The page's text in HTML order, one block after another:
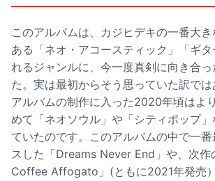
このアルバムは、カジヒデキの一番大
ある「ネオ・アコースティック」「ギ
れるジャンルに、今一度真剣に向き合
た。実は最初からそう思っていた訳で
アルバムの制作に入った2020年頃はよ
めて「ネオソウル」や「シティポップ
ていたのです。このアルバムの中で一
スした「Dreams Never End」や、次作
Coffee Affogato」(ともに2021年発売